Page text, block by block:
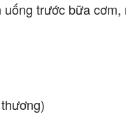
trước bữa